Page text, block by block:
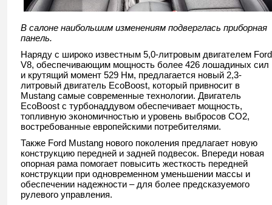
В салоне наибольшим изменениям подверглась приборная
панель.
Наряду с широко известным 5,0-литровым двигателем Ford
V8, обеспечивающим мощность более 426 лошадиных сил
и крутящий момент 529 Нм, предлагается новый 2,3-
литровый двигатель EcoBoost, который привносит в
Mustang самые современные технологии. Двигатель
EcoBoost с турбонаддувом обеспечивает мощность,
топливную экономичностью и уровень выбросов CO2,
востребованные европейскими потребителями.
Также Ford Mustang нового поколения предлагает новую
конструкцию передней и задней подвесок. Впереди новая
опорная рама помогает повысить жесткость передней
конструкции при одновременном уменьшении массы и
обеспечении надежности – для более предсказуемого
рулевого управления.